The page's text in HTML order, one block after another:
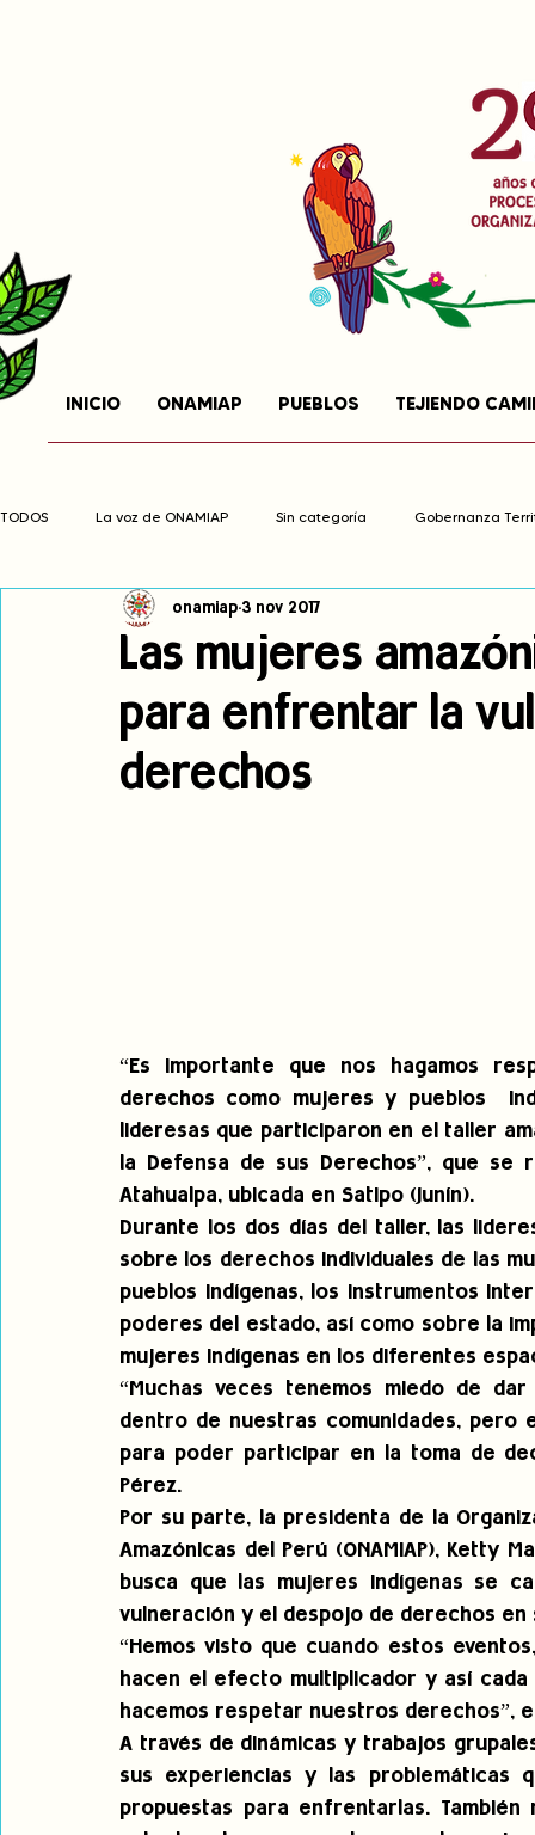
INICIO ONAMIAP PUEBLOS TEJIENDO
TODOS La voz de ONAMIAP Sin categoría Gobernanza
Cambio climático Navegador indígena
Pronunciamientos Observatorio de consulta previa
Las mujeres
para enfrentar la
derechos
onamiap 3 nov 2017
“Es importante que nos hagamos
derechos como mujeres y pueblos
lideresas que participaron en el taller
la Defensa de sus Derechos”, que se
Atahualpa, ubicada en Satipo (Junín).
Durante los dos días del taller, las
sobre los derechos individuales de las
pueblos indígenas, los instrumentos
poderes del estado, así como sobre la
mujeres indígenas en los diferentes
“Muchas veces tenemos miedo de
dentro de nuestras comunidades, pero
para poder participar en la toma de
Pérez.
Por su parte, la presidenta de la
Amazónicas del Perú (ONAMIAP), Ketty
busca que las mujeres indígenas se
vulneración y el despojo de derechos en
“Hemos visto que cuando estos
hacen el efecto multiplicador y así
hacemos respetar nuestros derechos”,
A través de dinámicas y trabajos
sus experiencias y las problemáticas
propuestas para enfrentarlas.